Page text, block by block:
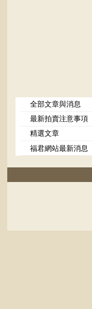
全部文章與消息
最新拍賣注意事項
精選文章
福君網站最新消息